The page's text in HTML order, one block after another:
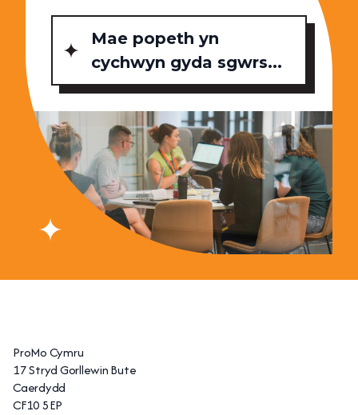
Mae popeth yn
cychwyn gyda sgwrs...
ProMo Cymru
17 Stryd Gorllewin Bute
Caerdydd
CF10 5EP